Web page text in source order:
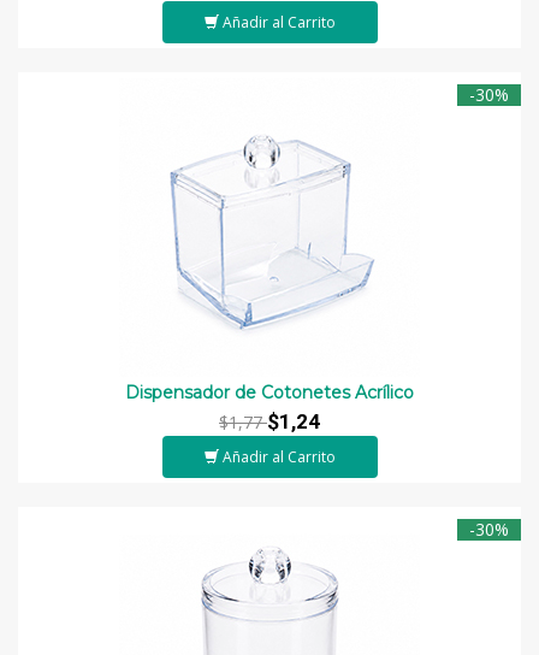
Añadir al Carrito
-30%
Dispensador de Cotonetes Acrílico
$1,77$1,24
Añadir al Carrito
-30%